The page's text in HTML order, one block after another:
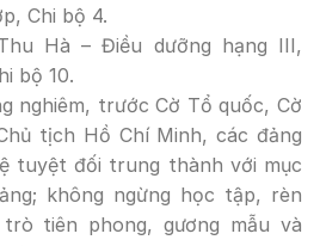
Chi bộ 4.
Hà – Điều dưỡng hạng III,
bộ 10.
nghiêm, trước Cờ Tổ quốc, Cờ
tịch Hồ Chí Minh, các đảng
tuyệt đối trung thành với mục
không ngừng học tập, rèn
tiên phong, gương mẫu và